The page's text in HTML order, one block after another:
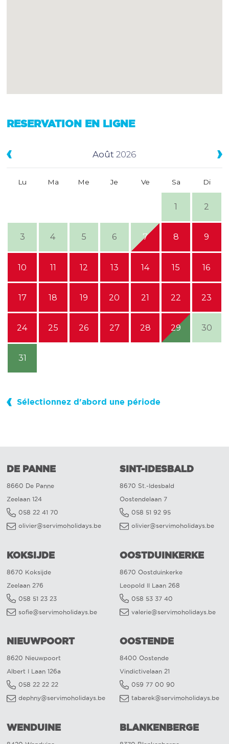
RESERVATION EN LIGNE
Août 2026
Lu Ma Me Je Ve Sa Di
1 2
3 4 5 6 7 8 9
10 11 12 13 14 15 16
17 18 19 20 21 22 23
24 25 26 27 28 29 30
31
Sélectionnez d'abord une période
DE PANNE
8660 De Panne
Zeelaan 124
058 22 41 70
olivier@servimoholidays.be
SINT-IDESBALD
8670 St.-Idesbald
Oostendelaan 7
058 51 92 95
olivier@servimoholidays.be
KOKSIJDE
8670 Koksijde
Zeelaan 276
058 51 23 23
sofie@servimoholidays.be
OOSTDUINKERKE
8670 Oostduinkerke
Leopold II Laan 268
058 53 37 40
valerie@servimoholidays.be
NIEUWPOORT
8620 Nieuwpoort
Albert I Laan 126a
058 22 22 22
dephny@servimoholidays.be
OOSTENDE
8400 Oostende
Vindictivelaan 21
059 77 00 90
tabarek@servimoholidays.be
WENDUINE BLANKENBERGE